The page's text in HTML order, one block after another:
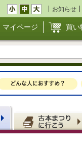
お知らせ
マイページ 買い